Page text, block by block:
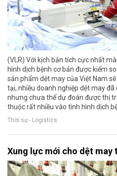
(VLR) Với kịch bản tích cực nhất
hình dịch bệnh cơ bản được kiểm
sản phẩm dệt may của Việt Nam
tại, nhiều doanh nghiệp dệt may
nhưng chưa thể dự đoán được thị
thuộc rất nhiều vào tình hình dịch
Thời sự - Logistics
Xung lực mới cho dệt may